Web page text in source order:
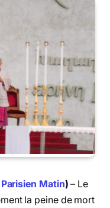
Matin) – Le
la peine de mort